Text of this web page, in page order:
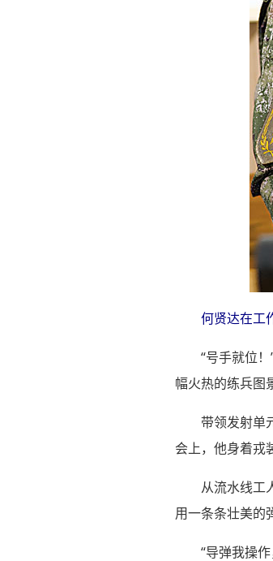
何贤达在工
“号手就位
幅火热的练兵图
带领发射单
会上，他身着戎
从流水线工
用一条条壮美的
“导弹我操